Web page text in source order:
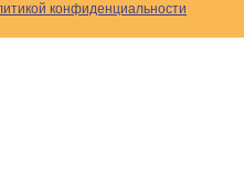
конфиденциальности